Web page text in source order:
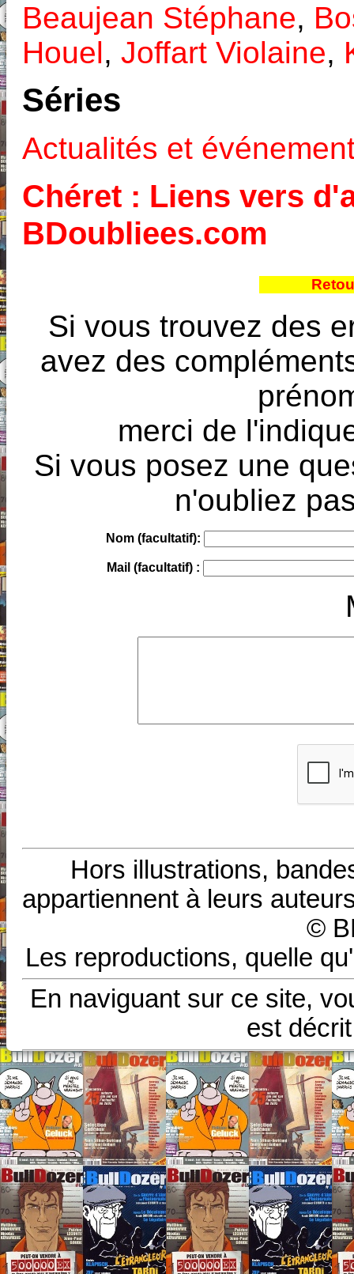
Beaujean Stéphane,
Houel, Joffart Violaine,
Séries
Actualités et
Chéret : Liens vers
BDoubliees.com
Si vous trouvez des
avez des
merci de
Si vous posez une
n'oubliez
Nom (facultatif):
Mail (facultatif) :
Hors illustrations,
appartiennent à leurs
©
Les reproductions, quelle
En naviguant sur ce site,
est